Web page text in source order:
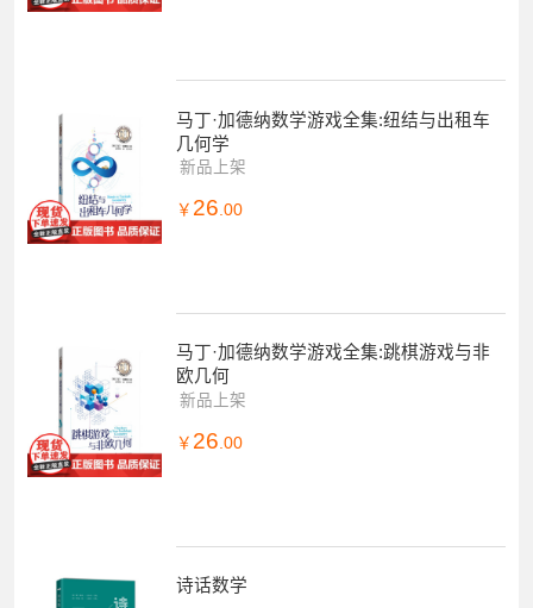
马丁·加德纳数学游戏全集:纽结与出租车
几何学
新品上架
￥ 26 .00
马丁·加德纳数学游戏全集:跳棋游戏与非
欧几何
新品上架
￥ 26 .00
诗话数学